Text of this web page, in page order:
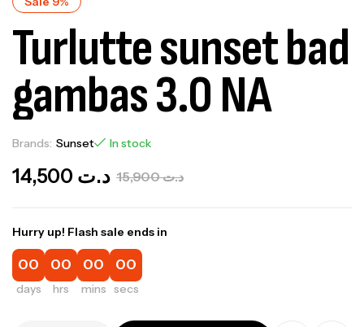
Turlutte sunset bad
gambas 3.0 NA
Brands: Sunset In stock
د.ت15,900 د.ت
Hurry up! Flash sale ends in
00
days
00
hrs
00
mins
00
secs